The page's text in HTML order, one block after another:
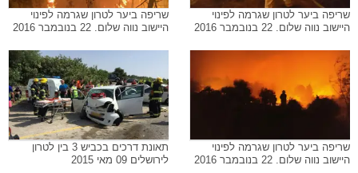
שריפה ביער לטרון שגרמה לפינוי
היישוב נווה שלום. 22 בנובמבר 2016
שריפה ביער לטרון שגרמה לפינוי
היישוב נווה שלום. 22 בנובמבר 2016
שריפה ביער לטרון שגרמה לפינוי
היישוב נווה שלום. 22 בנובמבר 2016
תאונת דרכים בכביש 3 בין לטרון
לירושלים 09 מאי 2015